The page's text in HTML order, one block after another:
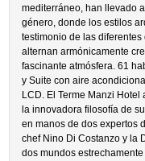
mediterráneo, han llevado
género, donde los estilos
testimonio de las
alternan armónicamente
fascinante atmósfera. 61
y Suite con aire
LCD. El Terme Manzi
la innovadora filosofía de
en manos de dos expertos
chef Nino Di Costanzo y la
dos mundos